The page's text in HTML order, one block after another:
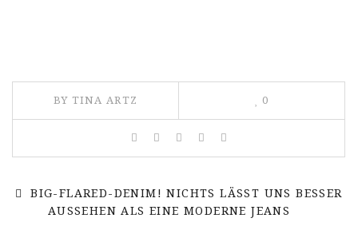
BY TINA ARTZ 0
BIG-FLARED-DENIM! NICHTS LÄSST UNS BESSER
AUSSEHEN ALS EINE MODERNE JEANS